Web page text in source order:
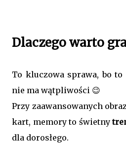
Dlaczego warto
To kluczowa sprawa, bo
nie ma wątpliwości 😉
Przy zaawansowanych
kart, memory to świetny
dla dorosłego.